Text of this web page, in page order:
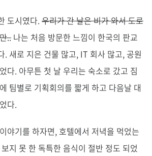
도시였다. 우리가 간 날은 비가 와서 도로
.. 나는 처음 방문한 느낌이 한국의 판교
. 새로 지은 건물 많고, IT 회사 많고, 공원
다. 아무튼 첫 날 우리는 숙소로 갔고 짐
팀별로 기획회의를 짧게 하고 다음날 대
다.
야기를 하자면, 호텔에서 저녁을 먹었는
지 못 한 독특한 음식이 절반 정도 되었